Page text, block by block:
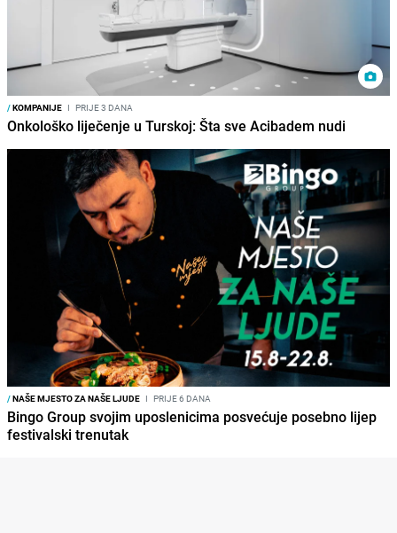
/KOMPANIJE I PRIJE 3 DANA
Onkološko liječenje u Turskoj: Šta sve Acibadem nudi
/NAŠE MJESTO ZA NAŠE LJUDE I PRIJE 6 DANA
Bingo Group svojim uposlenicima posvećuje posebno lijep
festivalski trenutak